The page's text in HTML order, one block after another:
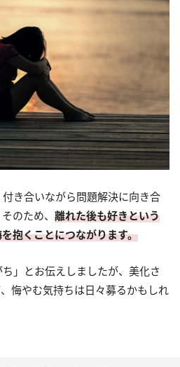
き合いながら問題解決に向き合
のため、 離れた後も好きという
抱くことにつながります。
」とお伝えしましたが、美化さ
悔やむ気持ちは日々募るかもしれ